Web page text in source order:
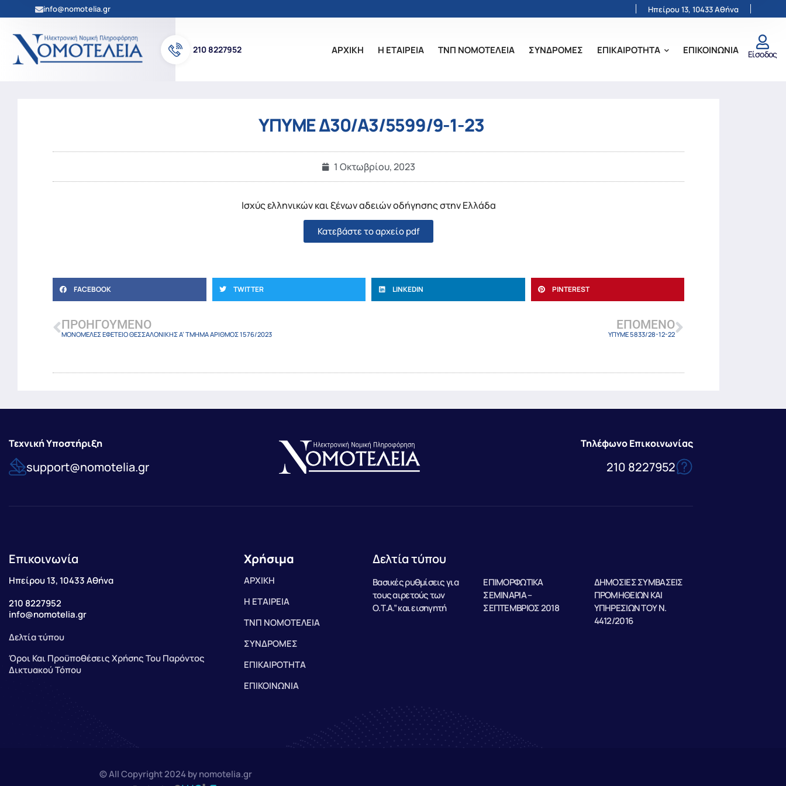
info@nomotelia.gr Ηπείρου 13, 10433 Αθήνα
210 8227952 ΑΡΧΙΚΗ Η ΕΤΑΙΡΕΙΑ ΤΝΠ ΝΟΜΟΤΕΛΕΙΑ ΣΥΝΔΡΟΜΕΣ ΕΠΙΚΑΙΡΟΤΗΤΑ ΕΠΙΚΟΙΝΩΝΙΑ Είσοδος
ΥΠΥΜΕ Δ30/Α3/5599/9-1-23
1 Οκτωβρίου, 2023
Ισχύς ελληνικών και ξένων αδειών οδήγησης στην Ελλάδα
Κατεβάστε το αρχείο pdf
FACEBOOK TWITTER LINKEDIN PINTEREST
ΠΡΟΗΓΟΎΜΕΝΟ
ΜΟΝΟΜΕΛΕΣ ΕΦΕΤΕΙΟ ΘΕΣΣΑΛΟΝΙΚΗΣ A’ ΤΜΗΜΑ ΑΡΙΘΜΟΣ 1576/2023
ΕΠΌΜΕΝΟ
ΥΠΥΜΕ 5833/28-12-22
Τεχνική Υποστήριξη
support@nomotelia.gr
Τηλέφωνο Επικοινωνίας
210 8227952
Επικοινωνία
Ηπείρου 13, 10433 Αθήνα
210 8227952
info@nomotelia.gr
Δελτία τύπου
Όροι Και Προϋποθέσεις Χρήσης Του Παρόντος
Δικτυακού Τόπου
Χρήσιμα
ΑΡΧΙΚΗ
Η ΕΤΑΙΡΕΙΑ
ΤΝΠ ΝΟΜΟΤΕΛΕΙΑ
ΣΥΝΔΡΟΜΕΣ
ΕΠΙΚΑΙΡΟΤΗΤΑ
ΕΠΙΚΟΙΝΩΝΙΑ
Δελτία τύπου
Βασικές ρυθμίσεις για
τους αιρετούς των
Ο.Τ.Α.” και εισηγητή
ΕΠΙΜΟΡΦΩΤΙΚΑ
ΣΕΜΙΝΑΡΙΑ –
ΣΕΠΤΕΜΒΡΙΟΣ 2018
ΔΗΜΟΣΙΕΣ ΣΥΜΒΑΣΕΙΣ
ΠΡΟΜΗΘΕΙΩΝ ΚΑΙ
ΥΠΗΡΕΣΙΩΝ ΤΟΥ Ν.
4412/2016
© All Copyright 2024 by nomotelia.gr